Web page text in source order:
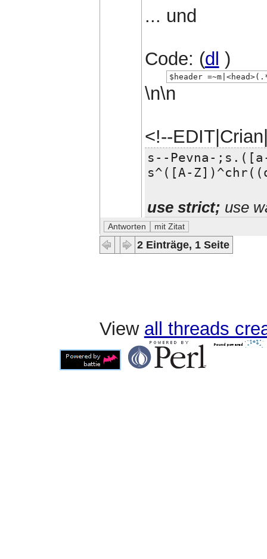
... und
Code: (dl )
$header
\n\n
<!--
s--Pevna-
s^([A-
use strict; use
2 Einträge, 1 Seite
View all threads